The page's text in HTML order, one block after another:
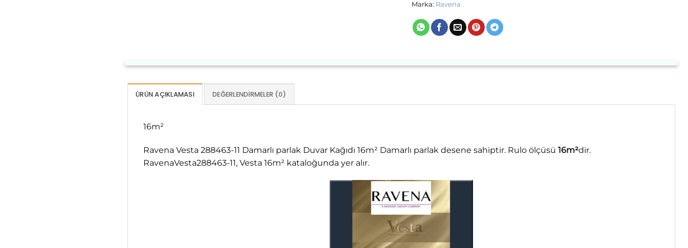
Marka: Ravena
ÜRÜN AÇIKLAMASI DEĞERLENDIRMELER (0)
16m²
Ravena Vesta 288463-11 Damarlı parlak Duvar Kağıdı 16m² Damarlı parlak desene sahiptir. Rulo ölçüsü 16m²dir.
RavenaVesta288463-11, Vesta 16m² kataloğunda yer alır.